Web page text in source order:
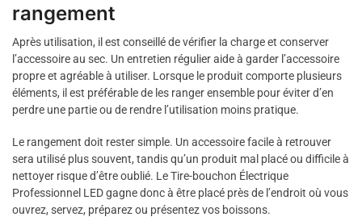
rangement
Après utilisation, il est conseillé de vérifier la charge et conserver
l’accessoire au sec. Un entretien régulier aide à garder l’accessoire
propre et agréable à utiliser. Lorsque le produit comporte plusieurs
éléments, il est préférable de les ranger ensemble pour éviter d’en
perdre une partie ou de rendre l’utilisation moins pratique.
Le rangement doit rester simple. Un accessoire facile à retrouver
sera utilisé plus souvent, tandis qu’un produit mal placé ou difficile à
nettoyer risque d’être oublié. Le Tire-bouchon Électrique
Professionnel LED gagne donc à être placé près de l’endroit où vous
ouvrez, servez, préparez ou présentez vos boissons.